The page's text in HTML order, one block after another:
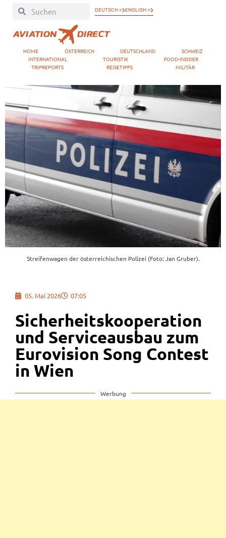
DEUTSCH » ENGLISH »
HOME ÖSTERREICH DEUTSCHLAND
SCHWEIZ
INTERNATIONAL
TOURISTIK
FOOD-INSIDER
TRIPREPORTS
REISETIPPS MILITÄR
Streifenwagen der österreichischen Polizei (Foto: Jan Gruber).
05. Mai 2026 07:05
Sicherheitskooperation
und Serviceausbau zum
Eurovision Song Contest
in Wien
Werbung